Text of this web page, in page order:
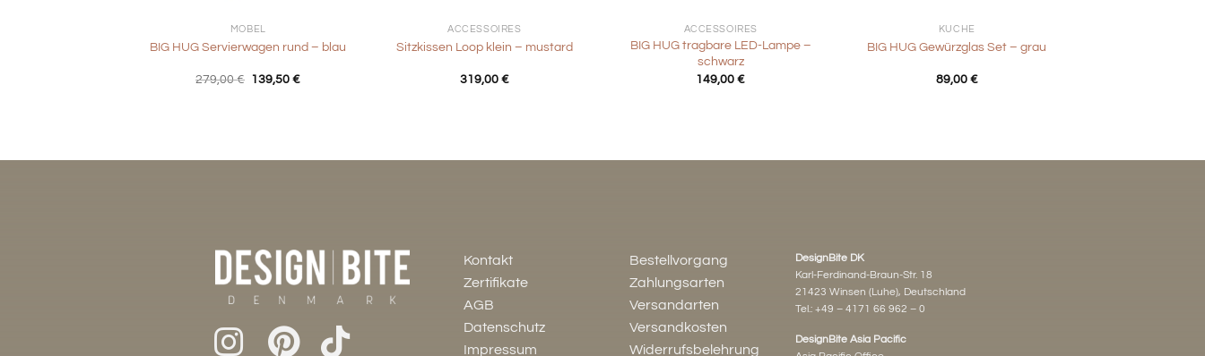
MÖBEL
BIG HUG Servierwagen rund – blau
279,00€ Ursprünglicher
139,50€Aktueller
ACCESSOIRES
Sitzkissen Loop klein – mustard
319,00 €
ACCESSOIRES
BIG HUG tragbare LED-Lampe –
schwarz
149,00€
KÜCHE
BIG HUG Gewürzglas Set – grau
89,00 €
Kontakt
Zertifikate
AGB
Datenschutz
Impressum
Bestellvorgang
Zahlungsarten
Versandarten
Versandkosten
Widerrufsbelehrung
DesignBite DK
Karl-Ferdinand-Braun-Str. 18
21423 Winsen (Luhe), Deutschland
Tel.: +49 – 4171 66 962 – 0
DesignBite Asia Pacific